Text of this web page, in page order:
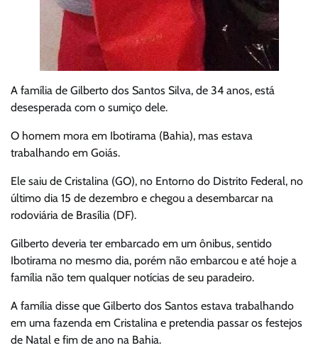
A família de Gilberto dos Santos Silva, de 34 anos, está
desesperada com o sumiço dele.
O homem mora em Ibotirama (Bahia), mas estava
trabalhando em Goiás.
Ele saiu de Cristalina (GO), no Entorno do Distrito Federal, no
último dia 15 de dezembro e chegou a desembarcar na
rodoviária de Brasília (DF).
Gilberto deveria ter embarcado em um ônibus, sentido
Ibotirama no mesmo dia, porém não embarcou e até hoje a
família não tem qualquer notícias de seu paradeiro.
A família disse que Gilberto dos Santos estava trabalhando
em uma fazenda em Cristalina e pretendia passar os festejos
de Natal e fim de ano na Bahia.